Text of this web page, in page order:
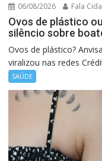
06/08/2026 Fala
Ovos de plástico
silêncio sobre
Ovos de plástico?
viralizou nas redes
SAÚDE